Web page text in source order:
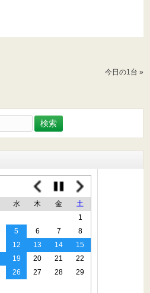
今日の1台 »
水 木 金
土
1
5 6 7
8
12 13 14
15
19 20 21
22
26 27 28
29